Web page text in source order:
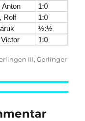
Anton
1:0
Rolf
1:0
½:½
1:0
III,Gerlinger